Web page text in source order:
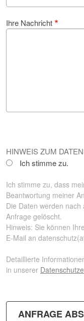
Ihre Nachricht
HINWEIS ZUM
Ich stimme zu.
Ich stimme zu, dass
Beantwortung meiner
Die Daten werden
Anfrage gelöscht.
Hinweis: Sie können
E-Mail an
Detaillierte
in unserer